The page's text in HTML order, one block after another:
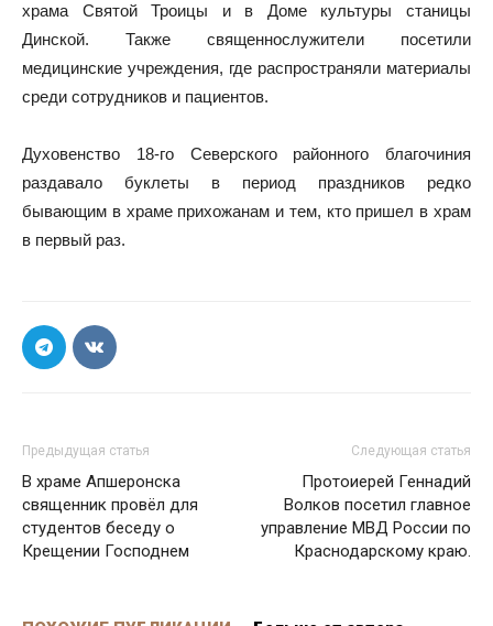
храма Святой Троицы и в Доме культуры станицы
Динской. Также священнослужители посетили
медицинские учреждения, где распространяли материалы
среди сотрудников и пациентов.
Духовенство 18-го Северского районного благочиния
раздавало буклеты в период праздников редко
бывающим в храме прихожанам и тем, кто пришел в храм
в первый раз.
Предыдущая статья
В храме Апшеронска
священник провёл для
студентов беседу о
Крещении Господнем
Следующая статья
Протоиерей Геннадий
Волков посетил главное
управление МВД России по
Краснодарскому краю.